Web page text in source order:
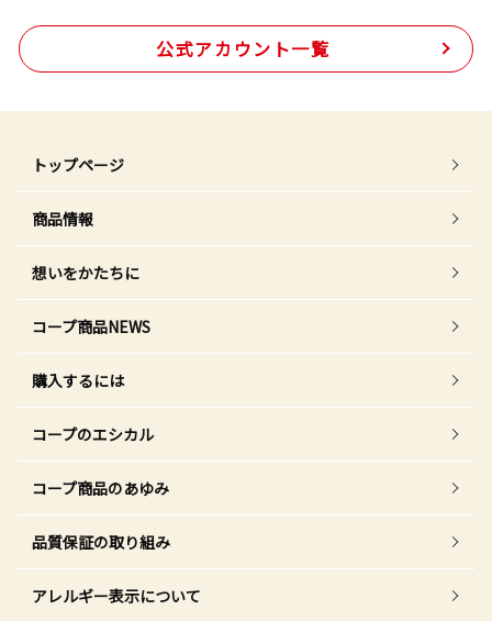
公式アカウント一覧
トップページ
商品情報
想いをかたちに
コープ商品NEWS
購入するには
コープのエシカル
コープ商品のあゆみ
品質保証の取り組み
アレルギー表示について